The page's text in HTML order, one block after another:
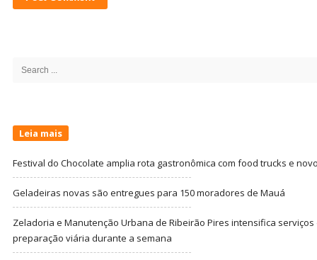
Search
Leia mais
Festival do Chocolate amplia rota gastronômica com food trucks e
Geladeiras novas são entregues para 150 moradores de Mauá
Zeladoria e Manutenção Urbana de Ribeirão Pires intensifica
preparação viária durante a semana